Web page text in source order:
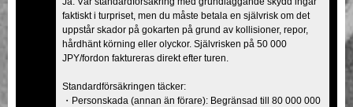
faktiskt i turpriset, men du måste betala en självrisk om det
uppstår skador på gokarten på grund av kollisioner, repor,
hårdhänt körning eller olyckor. Självrisken på 50 000
JPY/fordon faktureras direkt efter turen.
Standardförsäkringen täcker:
・Personskada (annan än förare): Begränsad till 80 000 000